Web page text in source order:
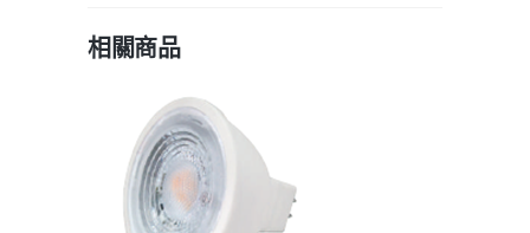
相關商品